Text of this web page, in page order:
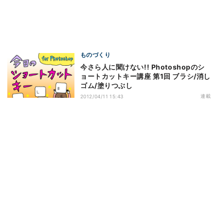
ものづくり
今さら人に聞けない!! Photoshopのシ
ョートカットキー講座 第1回 ブラシ/消し
ゴム/塗りつぶし
2012/04/11 15:43 連載